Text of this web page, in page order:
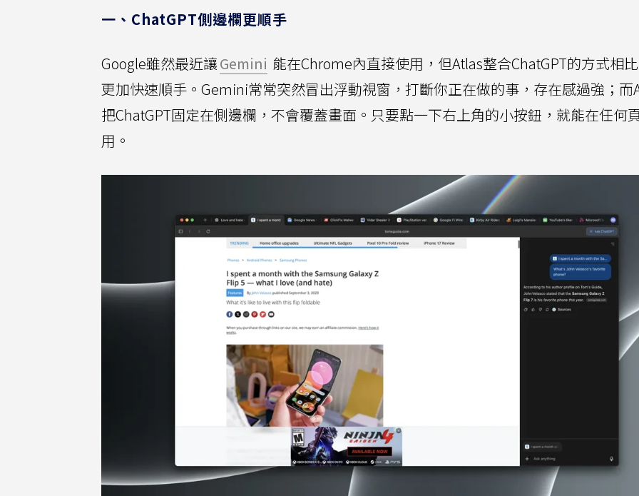
一、ChatGPT側邊欄更順手
Google雖然最近讓Gemini 能在Chrome內直接使用，但Atlas整合ChatGPT的方式相
更加快速順手。Gemini常常突然冒出浮動視窗，打斷你正在做的事，存在感過強；而
把ChatGPT固定在側邊欄，不會覆蓋畫面。只要點一下右上角的小按鈕，就能在任何
用。